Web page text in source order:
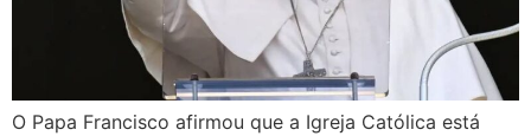
O Papa Francisco afirmou que a Igreja Católica está